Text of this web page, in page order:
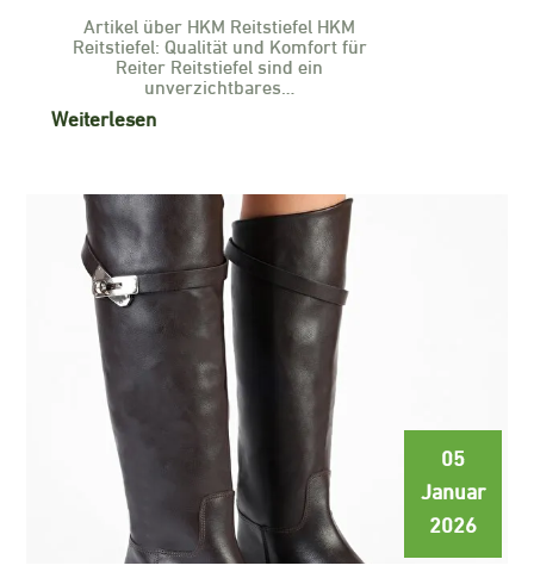
Artikel über HKM Reitstiefel HKM
Reitstiefel: Qualität und Komfort für
Reiter Reitstiefel sind ein
unverzichtbares…
Weiterlesen
05
Januar
2026